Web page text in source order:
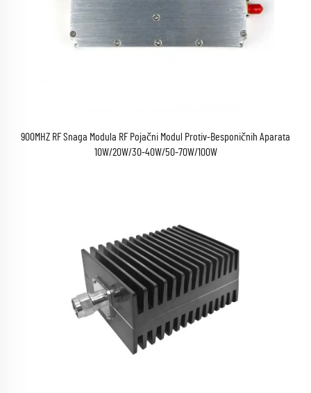
900MHZ RF Snaga Modula RF Pojačni Modul Protiv-Besponičnih Aparata
10W/20W/30-40W/50-70W/100W